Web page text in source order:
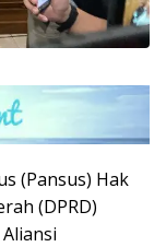
(Pansus) Hak
(DPRD)